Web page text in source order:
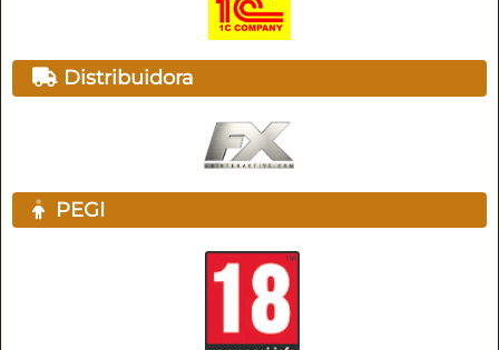
Distribuidora
PEGI